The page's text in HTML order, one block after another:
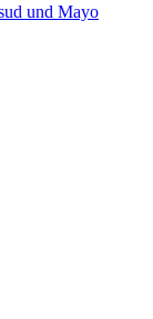
und Mayo